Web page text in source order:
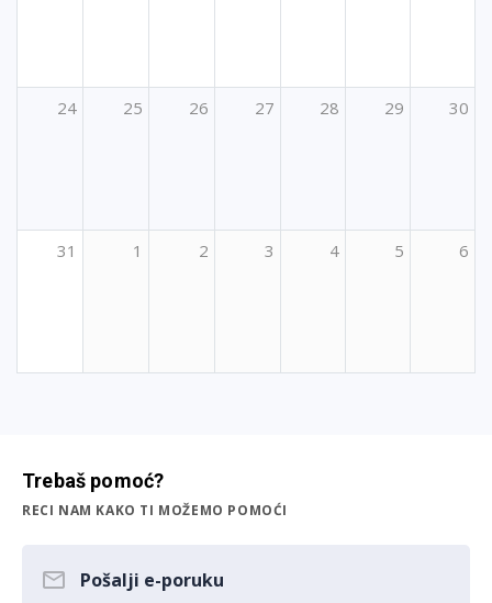
24 25 26 27 28 29 30
31 1 2 3 4 5 6
Trebaš pomoć?
RECI NAM KAKO TI MOŽEMO POMOĆI
Pošalji e-poruku